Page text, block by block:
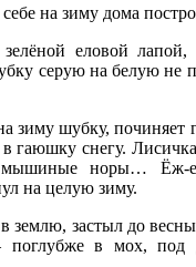
на зиму дома
еловой лапой,
серую на белую не
зиму шубку,
гаюшку снегу.
норы… Ёж-
на целую зиму.
землю, застыл до
в мох, под